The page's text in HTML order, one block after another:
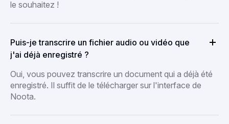
le souhaitez !
Puis-je transcrire un fichier audio ou vidéo que
j'ai déjà enregistré ?
Oui, vous pouvez transcrire un document qui a déjà été
enregistré. Il suffit de le télécharger sur l'interface de
Noota.